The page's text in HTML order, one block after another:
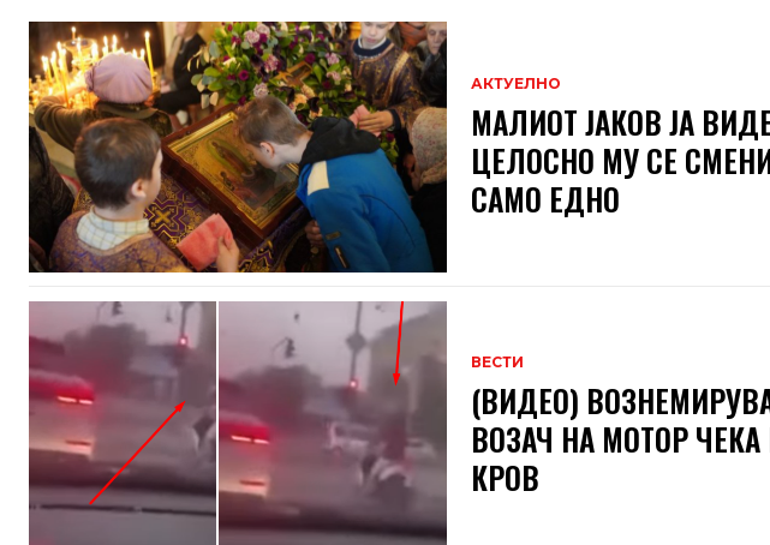
АКТУЕЛНО
МАЛИОТ ЈАКОВ ЈА
ЦЕЛОСНО МУ СЕ
САМО ЕДНО
ВЕСТИ
(ВИДЕО)
ВОЗАЧ НА МОТОР
КРОВ